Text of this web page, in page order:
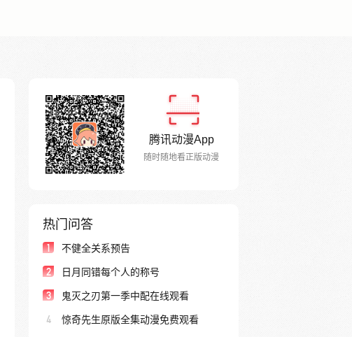
腾讯动漫App
随时随地看正版动漫
热门问答
1 不健全关系预告
2 日月同错每个人的称号
3 鬼灭之刃第一季中配在线观看
4 惊奇先生原版全集动漫免费观看